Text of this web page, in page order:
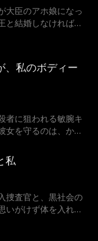
大臣のアホ娘になっ
と結婚しなければな
は一体誰だ？
、私のボディー
者に狙われる敏腕キ
女を守るのは、かつ
劇の中、飛び交う銃
錯し、二人の情熱が
傷と新たな敵が迫る
希望か、それとも最
私
捜査官と、黒社会の
いがけず体を入れ替